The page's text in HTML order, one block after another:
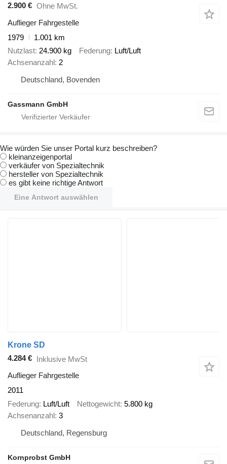
2.900 € Ohne MwSt.
Auflieger Fahrgestelle
1979
1.001 km
Nutzlast 24.900 kg Federung Luft/Luft
Achsenanzahl 2
Deutschland, Bovenden
Gassmann GmbH
Wie würden Sie unser Portal kurz beschreiben?
kleinanzeigenportal
verkäufer von Spezialtechnik
hersteller von Spezialtechnik
es gibt keine richtige Antwort
Eine Antwort auswählen
Krone SD
4.284 € Inklusive MwSt
Auflieger Fahrgestelle
2011
Federung Luft/Luft Nettogewicht 5.800 kg
Achsenanzahl 3
Deutschland, Regensburg
Kornprobst GmbH